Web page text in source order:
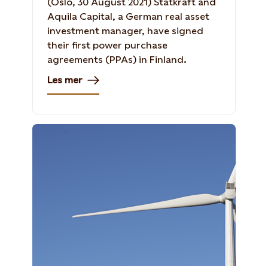
Aquila Capital, a German real asset
investment manager, have signed
their first power purchase
agreements (PPAs) in Finland.
Les mer